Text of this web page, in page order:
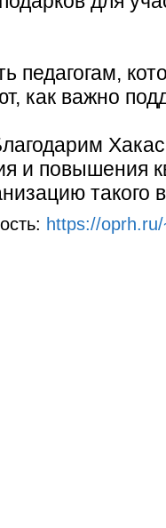
педагогам,
как важно
и повышения
такого
https://